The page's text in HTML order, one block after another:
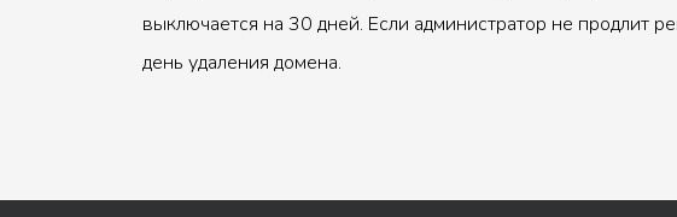
выключается на 30 дней. Если администратор не продлит
день удаления домена.